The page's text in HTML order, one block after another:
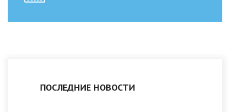
ПОСЛЕДНИЕ НОВОСТИ